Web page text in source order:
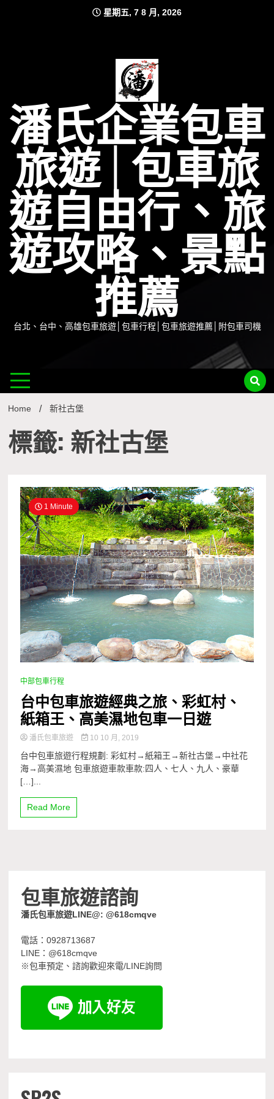
星期五, 7 8 月, 2026
潘氏企業包車
旅遊│包車旅
遊自由行、旅
遊攻略、景點
推薦
台北、台中、高雄包車旅遊│包車行程│包車旅遊推薦│附包車司機
Home 新社古堡
標籤: 新社古堡
1 Minute
中部包車行程
台中包車旅遊經典之旅、彩虹村、
紙箱王、高美濕地包車一日遊
潘氏包車旅遊 10 10 月, 2019
台中包車旅遊行程規劃: 彩虹村→紙箱王→新社古堡→中社花
海→高美濕地 包車旅遊車款車款:四人、七人、九人、豪華
[…]...
Read More
包車旅遊諮詢
潘氏包車旅遊LINE@: @618cmqve
電話：0928713687
LINE：@618cmqve
※包車預定、諮詢歡迎來電/LINE詢問